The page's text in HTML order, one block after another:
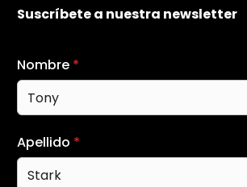
Suscríbete a nuestra newsletter
Nombre *
Apellido *